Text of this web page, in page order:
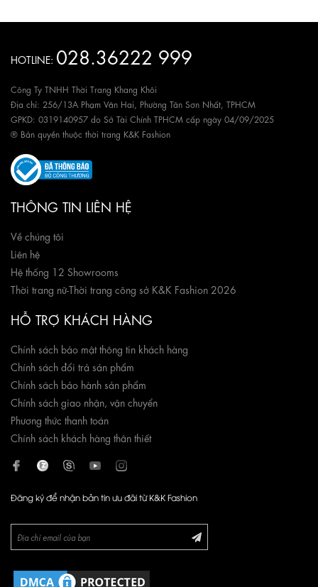
HOTLINE: 028.36222 999
Công Ty TNHH Thời Trang Khang Khôi
Địa chỉ: 256/13A Phạm Văn Hai, Phường Tân Sơn Nhất, TPHCM
GPKD: 0319140957 do Sở Tài Chính TPHCM cấp ngày 04/09/2025
® Bản quyền thuộc thời trang K&K Fashion
THÔNG TIN LIÊN HỆ
Về chúng tôi
Liên hệ
Hệ thống 12 Showrooms
Thời trang nữ-Thời trang công sở K&K Fashion 2026
HỖ TRỢ KHÁCH HÀNG
Chính sách bảo mật thông tin khách hàng
Chính sách đổi trả sản phẩm
Chính sách bảo hành sản phẩm
Chính sách giao nhận, vận chuyển
Phương thức thanh toán
Chính sách khách hàng thân thiết
Đăng ký để nhận bản tin ưu đãi từ K&K Fashion